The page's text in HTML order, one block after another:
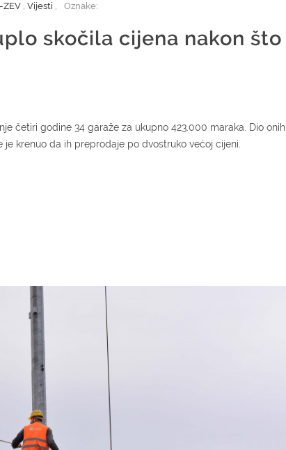
ZEV , Vijesti , Oznake:
skočila cijena nakon što
četiri godine 34 garaže za ukupno 423.000 maraka. Dio onih
krenuo da ih preprodaje po dvostruko većoj cijeni.